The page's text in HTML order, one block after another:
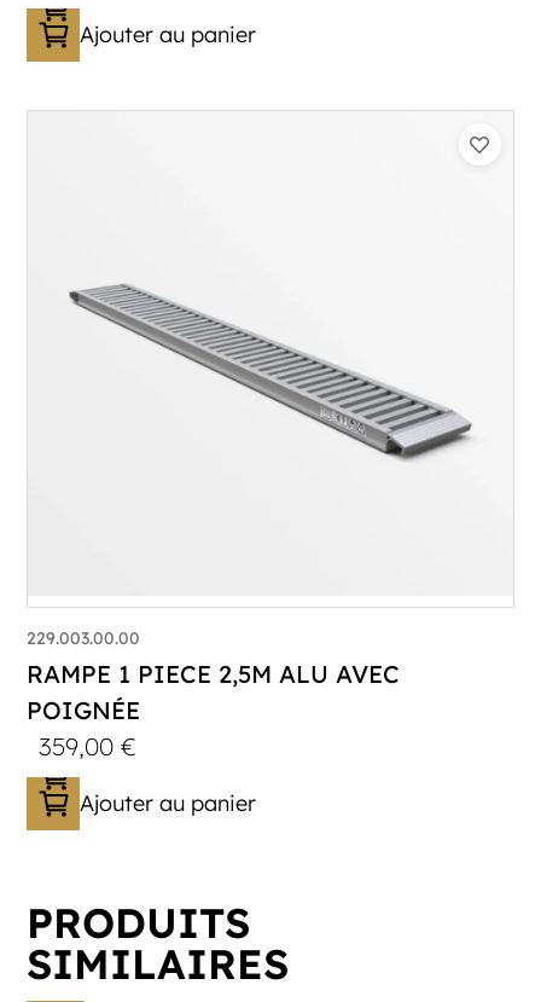
Ajouter au panier
229.003.00.00
RAMPE 1 PIECE 2,5M ALU AVEC
POIGNÉE
359,00€
Ajouter au panier
PRODUITS
SIMILAIRES